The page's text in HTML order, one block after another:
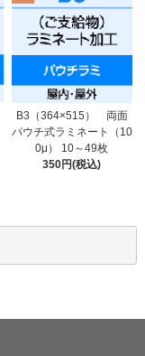
B3（364×515） 両面
パウチ式ラミネート（10
0μ） 10～49枚
350円(税込)